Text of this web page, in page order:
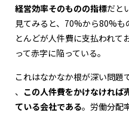
経営効率そのものの指標だと
見てみると、70%から80%
とんどが人件費に支払われて
って赤字に陥っている。
これはなかなか根が深い問題
、 この人件費をかけなければ
ている会社である。労働分配